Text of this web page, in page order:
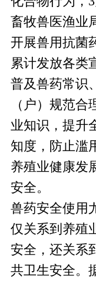
畜牧兽医渔业
开展兽用抗菌
累计发放各类
普及兽药常识
（户）规范
业知识，提升
知度，防止滥
养殖业健康发
安全。
兽药安全使用
仅关系到养殖
安全，还关系
共卫生安全。